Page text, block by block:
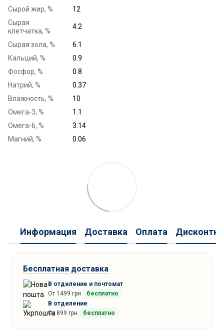
Сырой жир, %
12
Сырая
клетчатка, %
4.2
Сырая зола, %
6.1
Кальций, %
0.9
Фосфор, %
0.8
Натрий, %
0.37
Влажность, %
10
Омега-3, %
1.1
Омега-6, %
3.14
Магний, %
0.06
Информация Доставка Оплата
Бесплатная доставка
В отделение и почтомат
От 1499 грн
бесплатно
В отделение
От 899 грн
бесплатно